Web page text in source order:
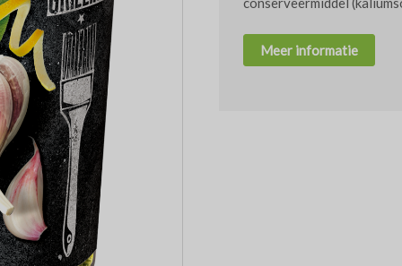
Meer informatie